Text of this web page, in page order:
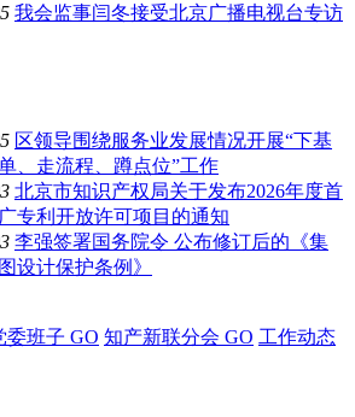
我会监事闫冬接受北京广播电视台专访
区领导围绕服务业发展情况开展“下基
、走流程、蹲点位”工作
北京市知识产权局关于发布2026年度首
专利开放许可项目的通知
李强签署国务院令 公布修订后的《集
设计保护条例》
委班子 GO 知产新联分会 GO 工作动态